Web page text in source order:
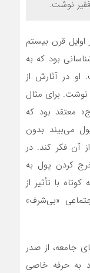
نوشت.
قرن بیستم
بود که به
او در آثارش از
برای مثال
معتقد بود که
می‌بیند بدون
آن فکر کند. در
کردن پول به
با تأثیر از
«بی‌شرف»
جامعه، از صدر
به حرفه خاصی